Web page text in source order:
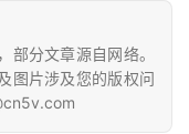
部分文章源自网络。
图片涉及您的版权问